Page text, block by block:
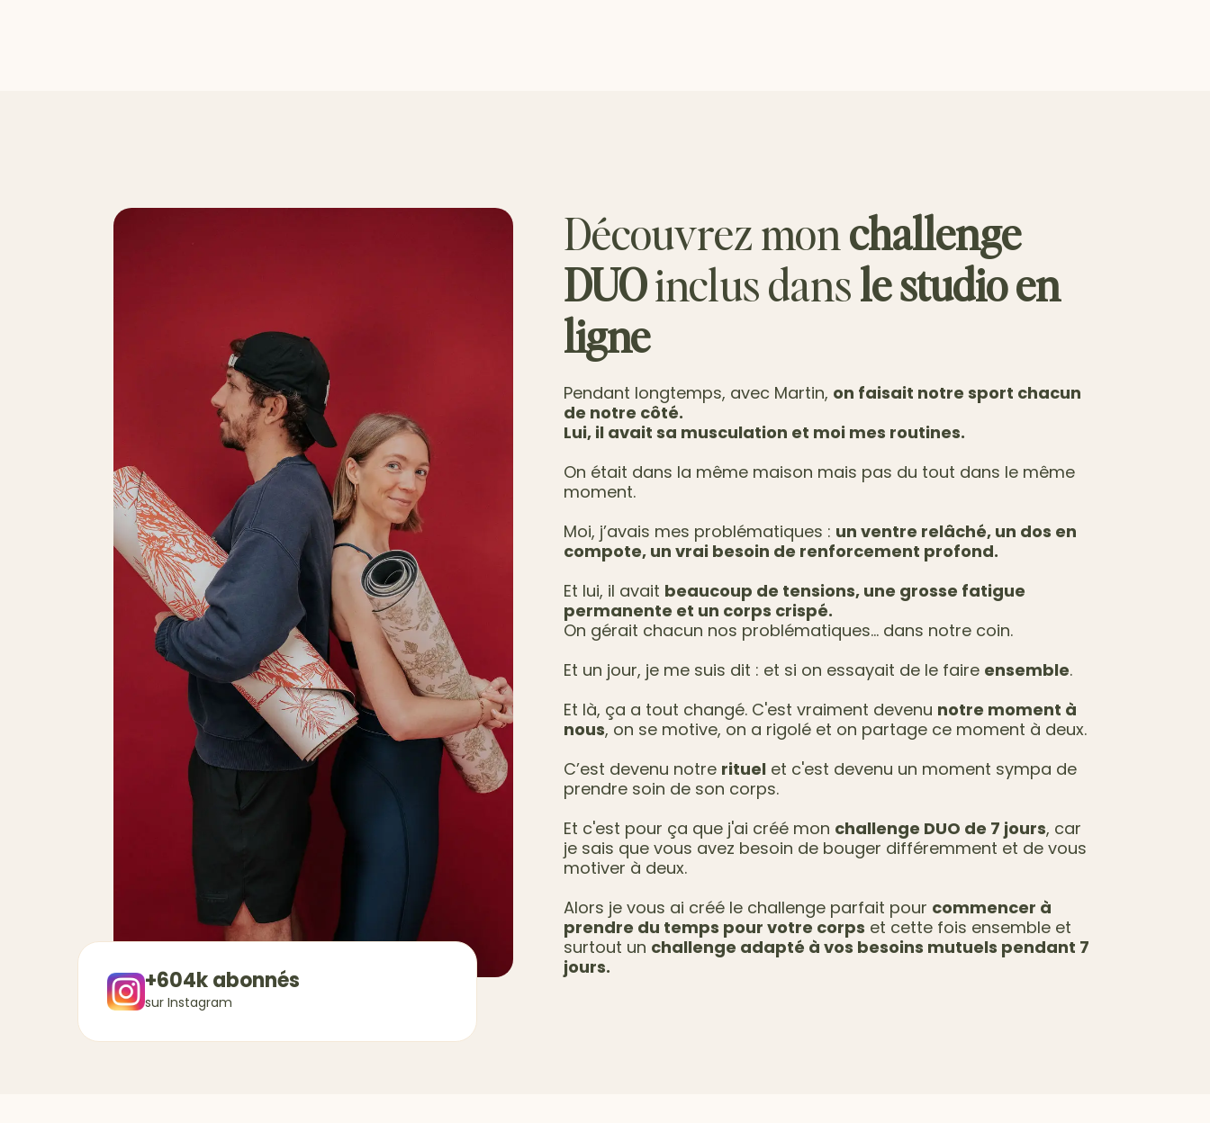
+604k abonnés
sur Instagram
Découvrez monchallenge
DUOinclus dansle studio en
ligne
Pendant longtemps, avec Martin, on faisait notre sport chacun
de notre côté.
Lui, il avait sa musculation et moi mes routines.
On était dans la même maison mais pas du tout dans le même
moment.
Moi, j’avais mes problématiques : un ventre relâché, un dos en
compote, un vrai besoin de renforcement profond.
Et lui, il avait beaucoup de tensions, une grosse fatigue
permanente et un corps crispé.
On gérait chacun nos problématiques… dans notre coin.
Et un jour, je me suis dit : et si on essayait de le faire ensemble.
Et là, ça a tout changé. C'est vraiment devenu notre moment à
nous, on se motive, on a rigolé et on partage ce moment à deux.
C’est devenu notre rituel et c'est devenu un moment sympa de
prendre soin de son corps.
Et c'est pour ça que j'ai créé mon challenge DUO de 7 jours, car
je sais que vous avez besoin de bouger différemment et de vous
motiver à deux.
Alors je vous ai créé le challenge parfait pour commencer à
prendre du temps pour votre corps et cette fois ensemble et
surtout un challenge adapté à vos besoins mutuels pendant 7
jours.